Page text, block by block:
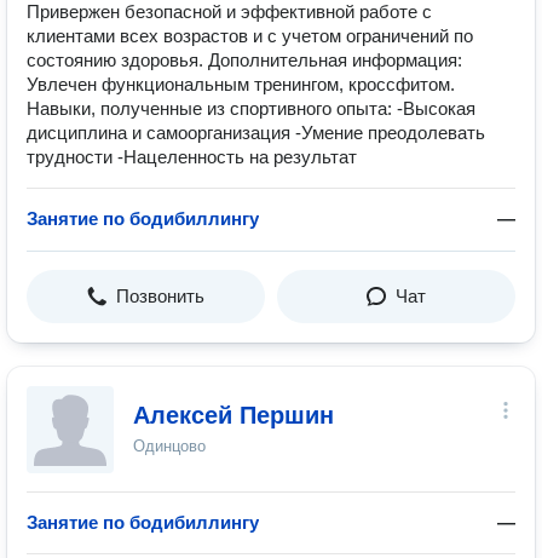
Привержен безопасной и эффективной работе с
клиентами всех возрастов и с учетом ограничений по
состоянию здоровья. Дополнительная информация:
Увлечен функциональным тренингом, кроссфитом.
Навыки, полученные из спортивного опыта: -Высокая
дисциплина и самоорганизация -Умение преодолевать
трудности -Нацеленность на результат
Занятие по бодибиллингу —
Позвонить Чат
Алексей Першин
Одинцово
Занятие по бодибиллингу —